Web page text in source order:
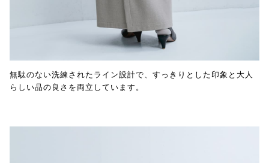
無駄のない洗練されたライン設計で、すっきりとした印象と大人
らしい品の良さを両立しています。